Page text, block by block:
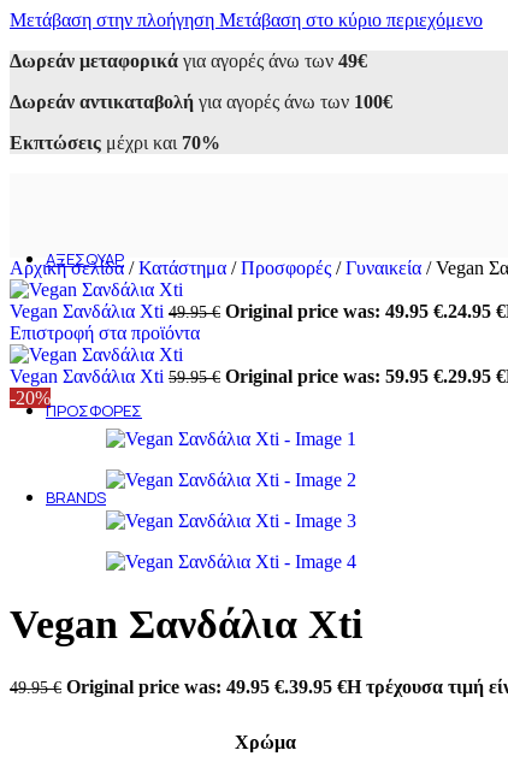
Μετάβαση στην πλοήγηση Μετάβαση στο κύριο περιεχόμενο
Δωρεάν μεταφορικά για αγορές άνω των 49€
Δωρεάν αντικαταβολή για αγορές άνω των 100€
Εκπτώσεις μέχρι και 70%
Sneakers
Casual
Oxfords
Σκαρπίνια
ΑΞΕΣΟΥΆΡ
Ανδρικά
Ανδρικά τσαντάκια
Ανδρικά πορτοφόλια
Γυναικεία
Γυναικείες Τσάντες
Γυναικεία Πορτοφόλια
ΠΡΟΣΦΟΡΈΣ
Ανδρικά
Γυναικεία
Outlet 50-70%
BRANDS
Alessandra Paggioti
Carmela
Dominique Shoes
Envie
Gian Marco Venturi
Αρχική σελίδα / Κατάστημα / Προσφορές / Γυναικεία / Vegan
Vegan Σανδάλια Xti 49.95€ Original price was: 49.95 €.24.95 €
Επιστροφή στα προϊόντα
Vegan Σανδάλια Xti 59.95€ Original price was: 59.95 €.29.95 €
-20%
Vegan Σανδάλια Xti
49.95€ Original price was: 49.95 €.39.95 €Η τρέχουσα τιμή
Χρώμα